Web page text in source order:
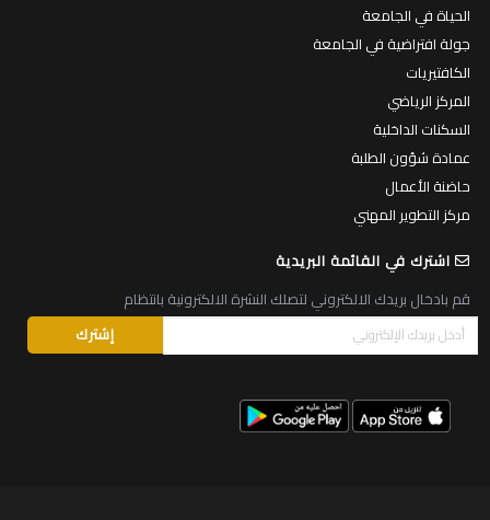
الحياة في الجامعة
جولة افتراضية في الجامعة
الكافتيريات
المركز الرياضي
السكنات الداخلية
عمادة شؤون الطلبة
حاضنة الأعمال
مركز التطوير المهني
اشترك في القائمة البريدية
قم بادخال بريدك الالكتروني لتصلك النشرة الالكترونية بانتظام